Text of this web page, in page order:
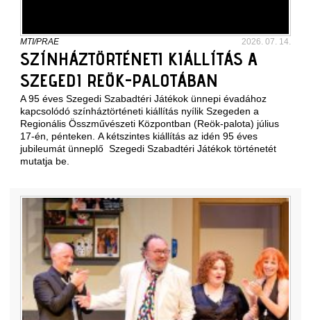
MTI/PRAE 2026. 07. 14.
SZÍNHÁZTÖRTÉNETI KIÁLLÍTÁS A
SZEGEDI REÖK-PALOTÁBAN
A 95 éves Szegedi Szabadtéri Játékok ünnepi évadához
kapcsolódó színháztörténeti kiállítás nyílik Szegeden a
Regionális Összművészeti Központban (Reök-palota) július
17-én, pénteken. A kétszintes kiállítás az idén 95 éves
jubileumát ünneplő Szegedi Szabadtéri Játékok történetét
mutatja be.